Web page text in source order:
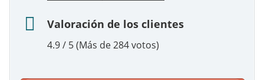
Valoración de los clientes
4.9 / 5 (Más de 284 votos)